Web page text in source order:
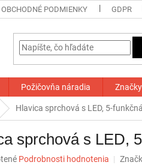
OBCHODNÉ PODMIENKY GDPR
Požičovňa náradia Značky
Hlavica sprchová s LED, 5-
sprchová s LED,
Podrobnosti hodnotenia